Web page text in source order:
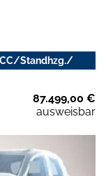
Standhzg./
87.499,00 €
ausweisbar